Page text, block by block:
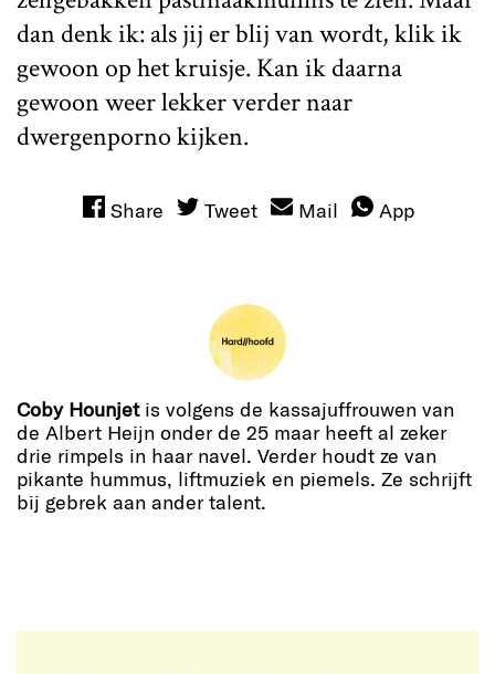
dan denk ik: als jij er blij van wordt, klik ik
gewoon op het kruisje. Kan ik daarna
gewoon weer lekker verder naar
dwergenporno kijken.
Share Tweet Mail App
Coby Hounjetis volgens de kassajuffrouwen van
de Albert Heijn onder de 25 maar heeft al zeker
drie rimpels in haar navel. Verder houdt ze van
pikante hummus, liftmuziek en piemels. Ze schrijft
bij gebrek aan ander talent.